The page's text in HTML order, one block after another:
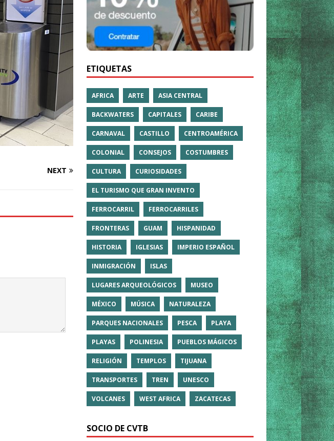
NEXT
ETIQUETAS
AFRICA ARTE ASIA CENTRAL
BACKWATERS CAPITALES CARIBE
CARNAVAL CASTILLO CENTROAMÉRICA
COLONIAL CONSEJOS COSTUMBRES
CULTURA CURIOSIDADES
EL TURISMO QUE GRAN INVENTO
FERROCARRIL FERROCARRILES
FRONTERAS GUAM HISPANIDAD
HISTORIA IGLESIAS IMPERIO ESPAÑOL
INMIGRACIÓN ISLAS
LUGARES ARQUEOLÓGICOS MUSEO
MÉXICO MÚSICA NATURALEZA
PARQUES NACIONALES PESCA PLAYA
PLAYAS POLINESIA PUEBLOS MÁGICOS
RELIGIÓN TEMPLOS TIJUANA
TRANSPORTES TREN UNESCO
VOLCANES WEST AFRICA ZACATECAS
SOCIO DE CVTB